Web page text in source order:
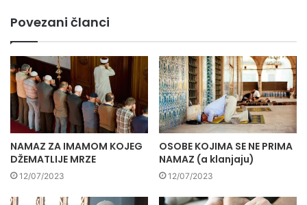
Povezani članci
NAMAZ ZA IMAMOM KOJEG
DŽEMATLIJE MRZE
12/07/2023
OSOBE KOJIMA SE NE PRIMA
NAMAZ (a klanjaju)
12/07/2023